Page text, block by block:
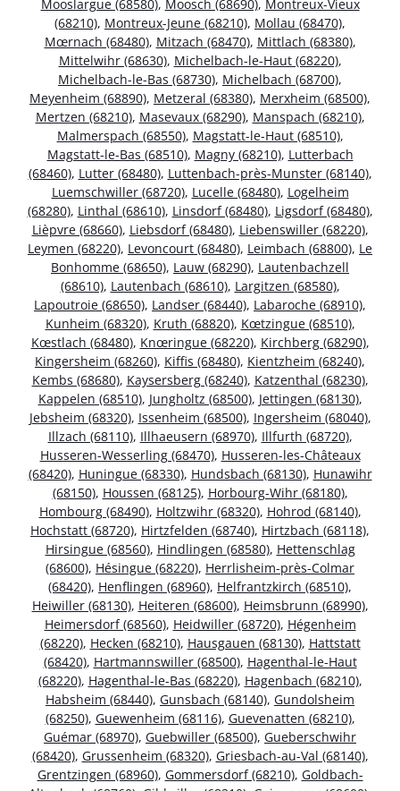
Mooslargue (68580), Moosch (68690), Montreux-Vieux
(68210), Montreux-Jeune (68210), Mollau (68470),
Mœrnach (68480), Mitzach (68470), Mittlach (68380),
Mittelwihr (68630), Michelbach-le-Haut (68220),
Michelbach-le-Bas (68730), Michelbach (68700),
Meyenheim (68890), Metzeral (68380), Merxheim (68500),
Mertzen (68210), Masevaux (68290), Manspach (68210),
Malmerspach (68550), Magstatt-le-Haut (68510),
Magstatt-le-Bas (68510), Magny (68210), Lutterbach
(68460), Lutter (68480), Luttenbach-près-Munster (68140),
Luemschwiller (68720), Lucelle (68480), Logelheim
(68280), Linthal (68610), Linsdorf (68480), Ligsdorf (68480),
Lièpvre (68660), Liebsdorf (68480), Liebenswiller (68220),
Leymen (68220), Levoncourt (68480), Leimbach (68800), Le
Bonhomme (68650), Lauw (68290), Lautenbachzell
(68610), Lautenbach (68610), Largitzen (68580),
Lapoutroie (68650), Landser (68440), Labaroche (68910),
Kunheim (68320), Kruth (68820), Kœtzingue (68510),
Kœstlach (68480), Knœringue (68220), Kirchberg (68290),
Kingersheim (68260), Kiffis (68480), Kientzheim (68240),
Kembs (68680), Kaysersberg (68240), Katzenthal (68230),
Kappelen (68510), Jungholtz (68500), Jettingen (68130),
Jebsheim (68320), Issenheim (68500), Ingersheim (68040),
Illzach (68110), Illhaeusern (68970), Illfurth (68720),
Husseren-Wesserling (68470), Husseren-les-Châteaux
(68420), Huningue (68330), Hundsbach (68130), Hunawihr
(68150), Houssen (68125), Horbourg-Wihr (68180),
Hombourg (68490), Holtzwihr (68320), Hohrod (68140),
Hochstatt (68720), Hirtzfelden (68740), Hirtzbach (68118),
Hirsingue (68560), Hindlingen (68580), Hettenschlag
(68600), Hésingue (68220), Herrlisheim-près-Colmar
(68420), Henflingen (68960), Helfrantzkirch (68510),
Heiwiller (68130), Heiteren (68600), Heimsbrunn (68990),
Heimersdorf (68560), Heidwiller (68720), Hégenheim
(68220), Hecken (68210), Hausgauen (68130), Hattstatt
(68420), Hartmannswiller (68500), Hagenthal-le-Haut
(68220), Hagenthal-le-Bas (68220), Hagenbach (68210),
Habsheim (68440), Gunsbach (68140), Gundolsheim
(68250), Guewenheim (68116), Guevenatten (68210),
Guémar (68970), Guebwiller (68500), Gueberschwihr
(68420), Grussenheim (68320), Griesbach-au-Val (68140),
Grentzingen (68960), Gommersdorf (68210), Goldbach-